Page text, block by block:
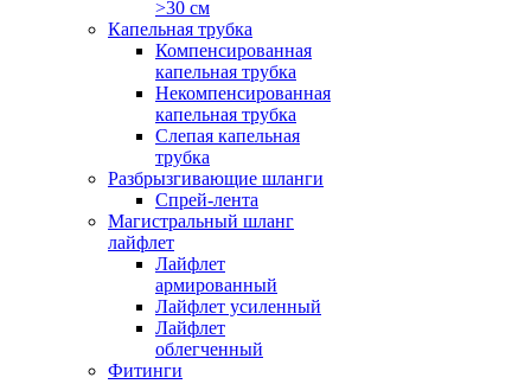
>30 см
Капельная трубка
Компенсированная
капельная трубка
Некомпенсированная
капельная трубка
Слепая капельная
трубка
Разбрызгивающие шланги
Спрей-лента
Магистральный шланг
лайфлет
Лайфлет
армированный
Лайфлет усиленный
Лайфлет
облегченный
Фитинги